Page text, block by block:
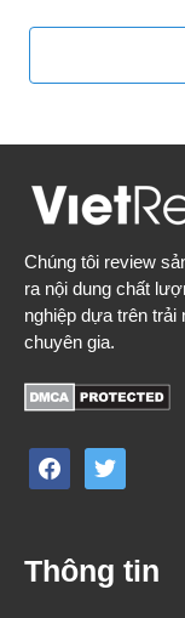
Chúng tôi review
ra nội dung chất
nghiệp dựa trên
chuyên gia.
facebooktwitter
Thông tin